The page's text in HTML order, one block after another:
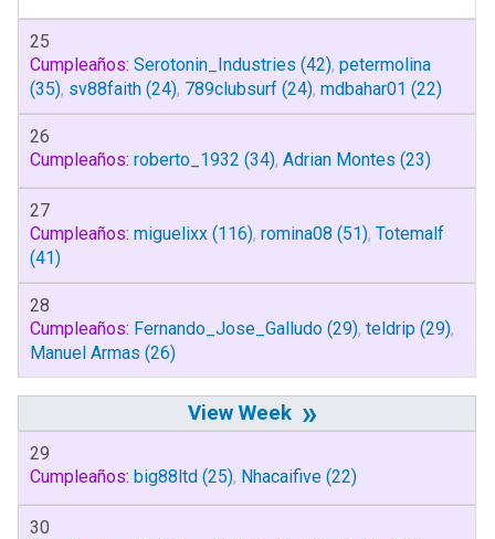
25
Cumpleaños: Serotonin_Industries (42), petermolina
(35), sv88faith (24), 789clubsurf (24), mdbahar01 (22)
26
Cumpleaños: roberto_1932 (34), Adrian Montes (23)
27
Cumpleaños: miguelixx (116), romina08 (51), Totemalf
(41)
28
Cumpleaños: Fernando_Jose_Galludo (29), teldrip (29),
Manuel Armas (26)
»
29
Cumpleaños: big88ltd (25), Nhacaifive (22)
30